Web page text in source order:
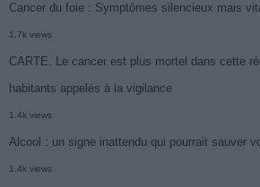
Cancer du foie : Symptômes silencieux mais
1.7k views
CARTE. Le cancer est plus mortel dans cette
habitants appelés à la vigilance
1.4k views
Alcool : un signe inattendu qui pourrait sauver
1.4k views